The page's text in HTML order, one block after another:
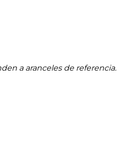
a aranceles de referencia.